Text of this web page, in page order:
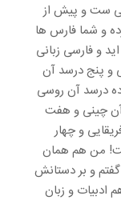
ست و پیش از
و شما فارس ها
و فارسی زبانی
پنج درسد آن
درسد آن روسی
چینی و هفت
و چهار
من هم همان
و بر دستانش
ادبیات و زبان